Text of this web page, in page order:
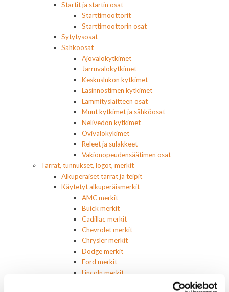
Startit ja startin osat
Starttimoottorit
Starttimoottorin osat
Sytytysosat
Sähköosat
Ajovalokytkimet
Jarruvalokytkimet
Keskuslukon kytkimet
Lasinnostimen kytkimet
Lämmityslaitteen osat
Muut kytkimet ja sähköosat
Nelivedon kytkimet
Ovivalokykimet
Releet ja sulakkeet
Vakionopeudensäätimen osat
Tarrat, tunnukset, logot, merkit
Alkuperäiset tarrat ja teipit
Käytetyt alkuperäismerkit
AMC merkit
Buick merkit
Cadillac merkit
Chevrolet merkit
Chrysler merkit
Dodge merkit
Ford merkit
Lincoln merkit